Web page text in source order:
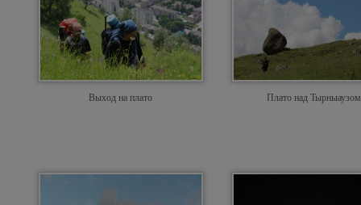
Выход на плато Плато над Тырныаузом